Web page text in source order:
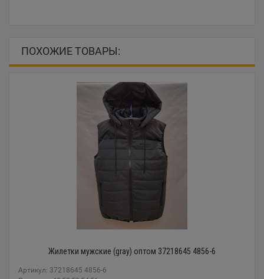
ПОХОЖИЕ ТОВАРЫ:
Жилетки мужские (gray) оптом 37218645 4856-6
Артикул: 37218645 4856-6